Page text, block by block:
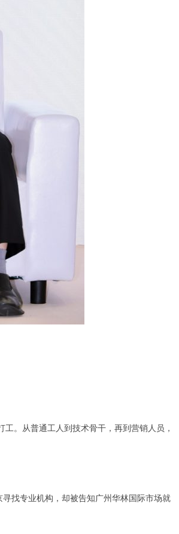
。从普通工人到技术骨干，再到营销人员，
找专业机构，却被告知广州华林国际市场就